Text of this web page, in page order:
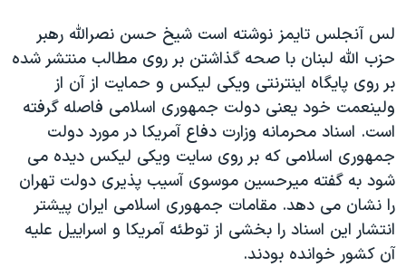
لس آنجلس تايمز نوشته است شيخ حسن نصرالله رهبر
حزب الله لبنان با صحه گذاشتن بر روی مطالب منتشر شده
بر روی پايگاه اينترنتی ويکی ليکس و حمايت از آن از
ولينعمت خود يعنی دولت جمهوری اسلامی فاصله گرفته
است. اسناد محرمانه وزارت دفاع آمريکا در مورد دولت
جمهوری اسلامی که بر روی سايت ويکی ليکس ديده می
شود به گفته ميرحسين موسوی آسيب پذيری دولت تهران
را نشان می دهد. مقامات جمهوری اسلامی ايران پيشتر
انتشار اين اسناد را بخشی از توطئه آمريکا و اسراييل عليه
آن کشور خوانده بودند.